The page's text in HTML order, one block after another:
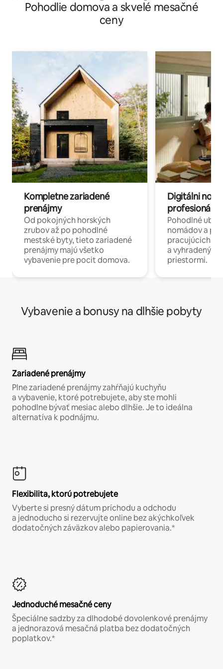
Pohodlie domova a skvelé mesačné
ceny
Kompletne zariadené
prenájmy
Od pokojných horských
zrubov až po pohodlné
mestské byty, tieto zariadené
prenájmy majú všetko
vybavenie pre pocit domova.
Digitálni
profesionáli
Pohodlné
nomádov a
pracujúcich
a
priestormi.
Vybavenie a bonusy na dlhšie pobyty
Zariadené prenájmy
Plne zariadené prenájmy zahŕňajú kuchyňu
a vybavenie, ktoré potrebujete, aby ste mohli
pohodlne bývať mesiac alebo dlhšie. Je to ideálna
alternatíva k podnájmu.
Flexibilita, ktorú potrebujete
Vyberte si presný dátum príchodu a odchodu
a jednoducho si rezervujte online bez akýchkoľvek
dodatočných záväzkov alebo papierovania.*
Jednoduché mesačné ceny
Špeciálne sadzby za dlhodobé dovolenkové prenájmy
a jednorazová mesačná platba bez dodatočných
poplatkov.*